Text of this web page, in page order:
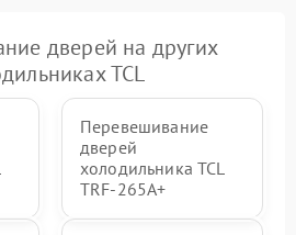
дверей на других
TCL
Перевешивание
дверей
холодильника TCL
TRF-265A+